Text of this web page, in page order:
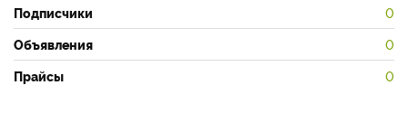
Подписчики 0
Объявления 0
Прайсы 0